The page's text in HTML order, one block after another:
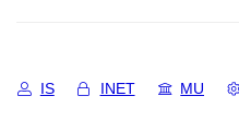
IS INET MU